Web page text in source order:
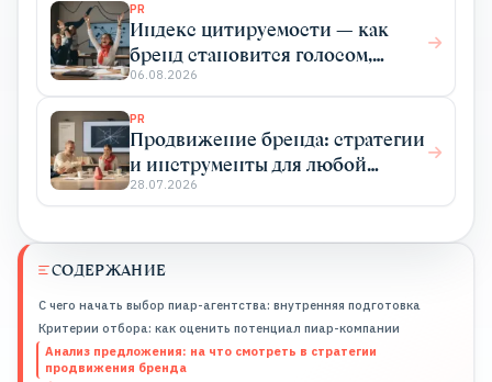
СОДЕРЖАНИЕ
С чего начать выбор пиар-агентства: внутренняя подготовка
Критерии отбора: как оценить потенциал пиар-компании
Анализ предложения: на что смотреть в стратегии
продвижения бренда
PR
Индекс цитируемости — как
бренд становится голосом,
который цитируют
06.08.2026
PR
Продвижение бренда: стратегии
и инструменты для любой
отрасли
28.07.2026